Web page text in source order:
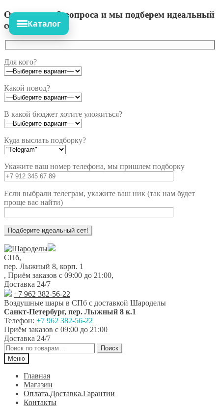
Ответьте на 3 вопроса и мы подберем идеальный
сет!
Для кого?
Какой повод?
В какой бюджет хотите уложиться?
Куда выслать подборку?
Укажите ваш номер телефона, мы пришлем подборку
Если выбрали телеграм, укажите ваш ник (так нам будет
проще вас найти)
Перейти
к
навигации
Перейти
к
содержимому
СПб,
пер. Лыжный 8, корп. 1
, Приём заказов с 09:00 до 21:00,
Доставка 24/7
+7 962 382-56-22
Воздушные шары в СПб с доставкой Шароделы
Санкт-Петербург, пер. Лыжный 8 к.1
Телефон: +7 962 382-56-22
Приём заказов с 09:00 до 21:00
Доставка 24/7
Искать:
Поиск
Меню
Главная
Магазин
Оплата.Доставка.Гарантии
Контакты
Каталог